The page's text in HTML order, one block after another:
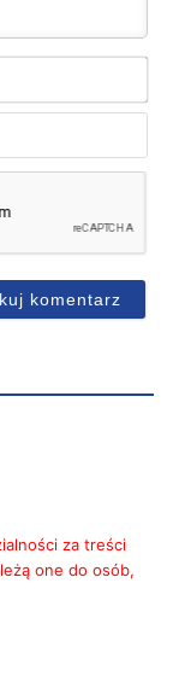
za treści
one do osób,